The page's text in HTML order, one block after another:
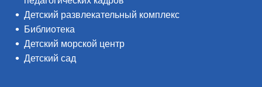
Детский развлекательный комплекс
Библиотека
Детский морской центр
Детский сад